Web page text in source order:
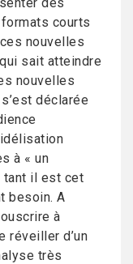
courts
nouvelles
sait atteindre
nouvelles
déclarée
à « un
tant il est cet
besoin. A
à
réveiller d’un
très